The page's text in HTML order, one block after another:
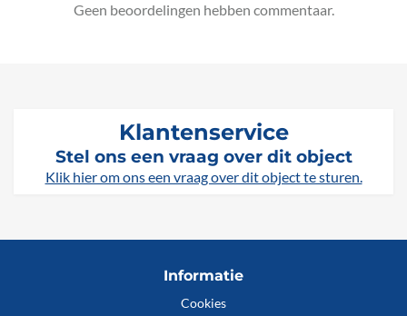
Geen beoordelingen hebben commentaar.
Klantenservice
Stel ons een vraag over dit object
Klik hier om ons een vraag over dit object te sturen.
Informatie
Cookies